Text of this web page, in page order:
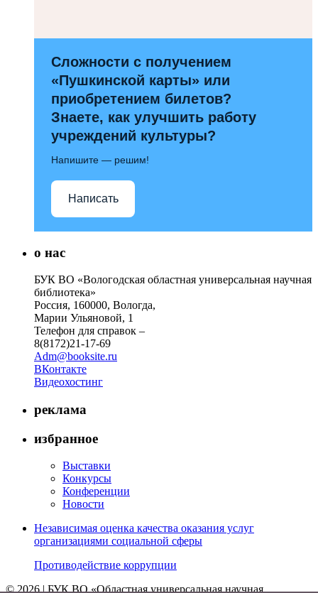
Сложности с получением
«Пушкинской карты» или
приобретением билетов?
Знаете, как улучшить работу
учреждений культуры?
Напишите — решим!
Написать
о нас
БУК ВО «Вологодская областная универсальная научная
библиотека»
Россия, 160000, Вологда,
Марии Ульяновой, 1
Телефон для справок –
8(8172)21-17-69
Adm@booksite.ru
ВКонтакте
Видеохостинг
реклама
избранное
Выставки
Конкурсы
Конференции
Новости
Независимая оценка качества оказания услуг
организациями социальной сферы
Противодействие коррупции
© 2026 | БУК ВО «Областная универсальная научная